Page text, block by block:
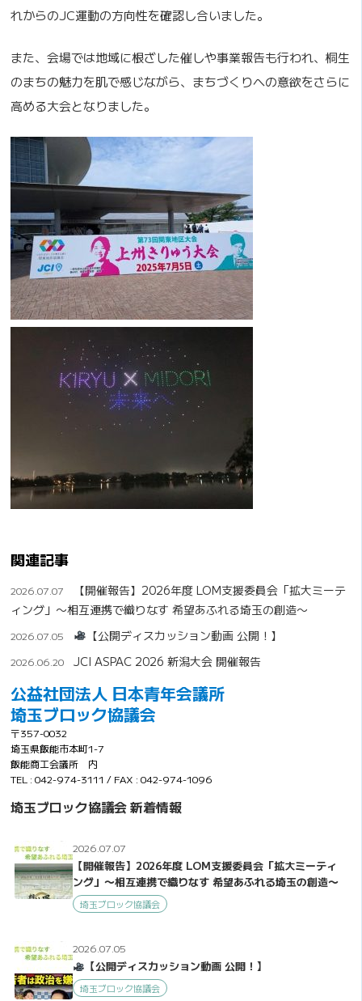
れからのJC運動の方向性を確認し合いました。
また、会場では地域に根ざした催しや事業報告も行われ、桐生
のまちの魅力を肌で感じながら、まちづくりへの意欲をさらに
高める大会となりました。
関連記事
2026.07.07
【開催報告】2026年度 LOM支援委員会「拡大ミーテ
ィング」〜相互連携で織りなす 希望あふれる埼玉の創造〜
2026.07.05 【公開ディスカッション動画 公開！】
2026.06.20 JCI ASPAC 2026 新潟大会 開催報告
公益社団法人 日本青年会議所
埼玉ブロック協議会
〒357-0032
埼玉県飯能市本町1-7
飯能商工会議所 内
TEL : 042-974-3111 / FAX : 042-974-1096
埼玉ブロック協議会 新着情報
2026.07.07
【開催報告】2026年度 LOM支援委員会「拡大ミーティ
ング」〜相互連携で織りなす 希望あふれる埼玉の創造〜
埼玉ブロック協議会
2026.07.05
【公開ディスカッション動画 公開！】
埼玉ブロック協議会